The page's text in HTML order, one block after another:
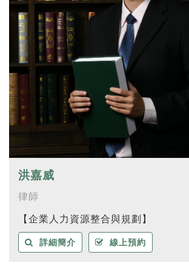
洪嘉威
律師
【企業人力資源整合與規劃】
詳細簡介 線上預約